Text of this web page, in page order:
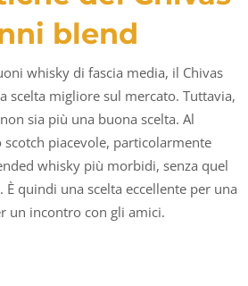
blend
whisky di fascia media, il Chivas
scelta migliore sul mercato. Tuttavia,
sia più una buona scelta. Al
piacevole, particolarmente
whisky più morbidi, senza quel
quindi una scelta eccellente per una
un incontro con gli amici.